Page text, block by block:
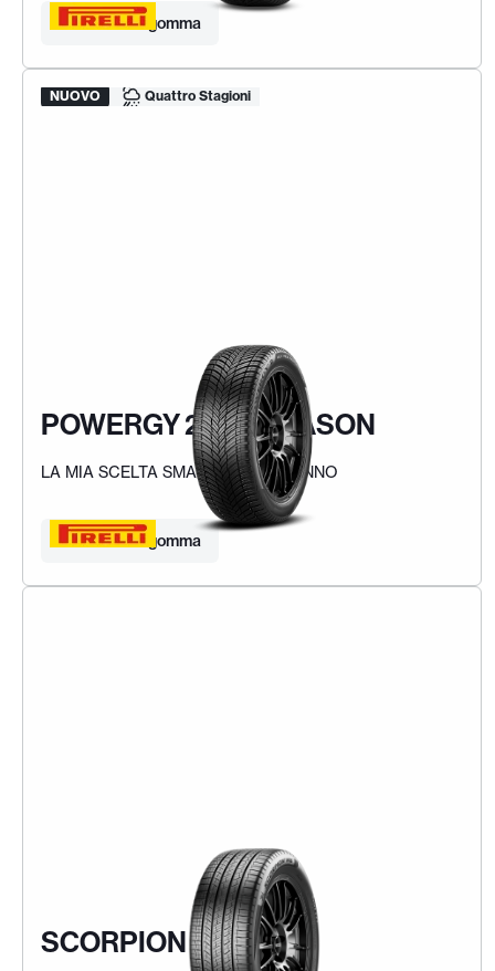
Trova la tua gomma
NUOVO Quattro Stagioni
POWERGY 2 ALL SEASON
LA MIA SCELTA SMART TUTTO L'ANNO
Trova la tua gomma
SCORPION MS